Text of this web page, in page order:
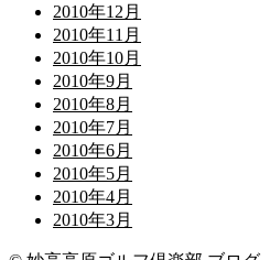
2010年12月
2010年11月
2010年10月
2010年9月
2010年8月
2010年7月
2010年6月
2010年5月
2010年4月
2010年3月